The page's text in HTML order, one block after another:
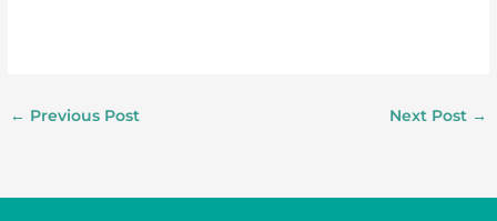
← Previous Post Next Post →